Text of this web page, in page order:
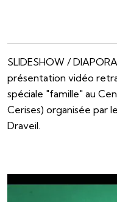
SLIDESHOW /
présentation vidéo
spéciale "famille" au
Cerises) organisée par
Draveil.